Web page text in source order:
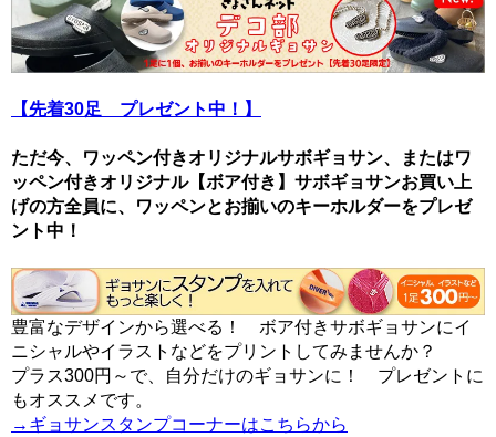
【先着30足 プレゼント中！】
ただ今、ワッペン付きオリジナルサボギョサン、またはワ
ッペン付きオリジナル【ボア付き】サボギョサンお買い上
げの方全員に、ワッペンとお揃いのキーホルダーをプレゼ
ント中！
豊富なデザインから選べる！ ボア付きサボギョサンにイ
ニシャルやイラストなどをプリントしてみませんか？
プラス300円～で、自分だけのギョサンに！ プレゼントに
もオススメです。
→ギョサンスタンプコーナーはこちらから